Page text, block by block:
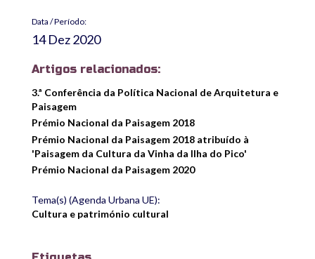
Data / Período:
14 Dez 2020
Artigos relacionados:
3.ª Conferência da Política Nacional de Arquitetura e
Paisagem
Prémio Nacional da Paisagem 2018
Prémio Nacional da Paisagem 2018 atribuído à
'Paisagem da Cultura da Vinha da Ilha do Pico'
Prémio Nacional da Paisagem 2020
Tema(s) (Agenda Urbana UE):
Cultura e património cultural